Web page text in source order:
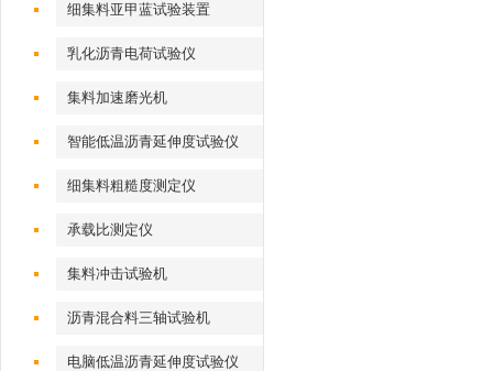
细集料亚甲蓝试验装置
乳化沥青电荷试验仪
集料加速磨光机
智能低温沥青延伸度试验仪
细集料粗糙度测定仪
承载比测定仪
集料冲击试验机
沥青混合料三轴试验机
电脑低温沥青延伸度试验仪